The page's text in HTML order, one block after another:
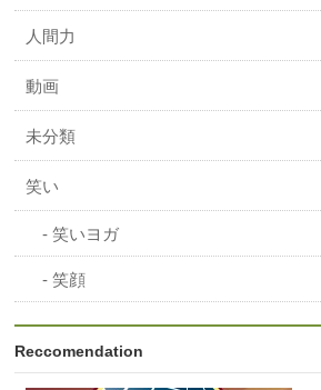
人間力
動画
未分類
笑い
笑いヨガ
笑顔
Reccomendation